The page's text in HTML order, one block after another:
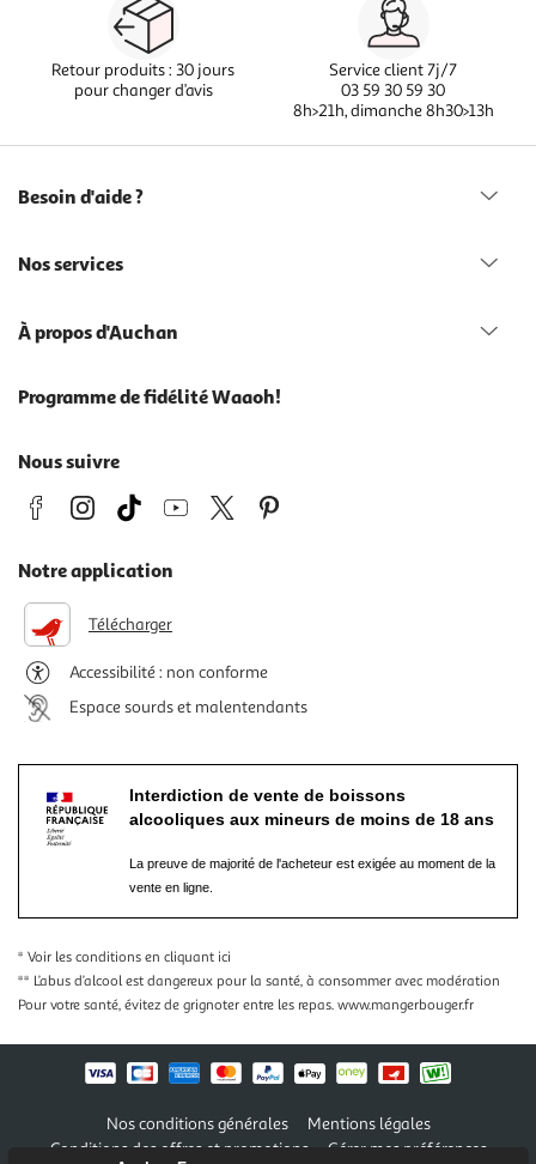
Retour produits : 30 jours
pour changer d’avis
Service client 7j/7
03 59 30 59 30
8h>21h, dimanche 8h30>13h
Besoin d'aide ?
Nos services
À propos d'Auchan
Programme de fidélité Waaoh!
Nous suivre
Notre application
Télécharger
Accessibilité : non conforme
Espace sourds et malentendants
Interdiction de vente de boissons
alcooliques aux mineurs de moins de 18 ans
La preuve de majorité de l'acheteur est exigée au moment de la
vente en ligne.
* Voir les conditions en cliquant ici
** L’abus d’alcool est dangereux pour la santé, à consommer avec modération
Pour votre santé, évitez de grignoter entre les repas. www.mangerbouger.fr
Nos conditions générales
Mentions légales
Conditions des offres et promotions
Gérer mes préférences